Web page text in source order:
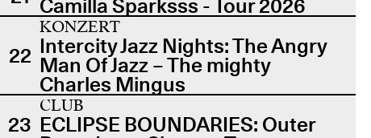
Camilla Sparksss - Tour 2026
22
KONZERT
Intercity Jazz Nights: The Angry
Man Of Jazz – The mighty
Charles Mingus
23
CLUB
ECLIPSE BOUNDARIES: Outer